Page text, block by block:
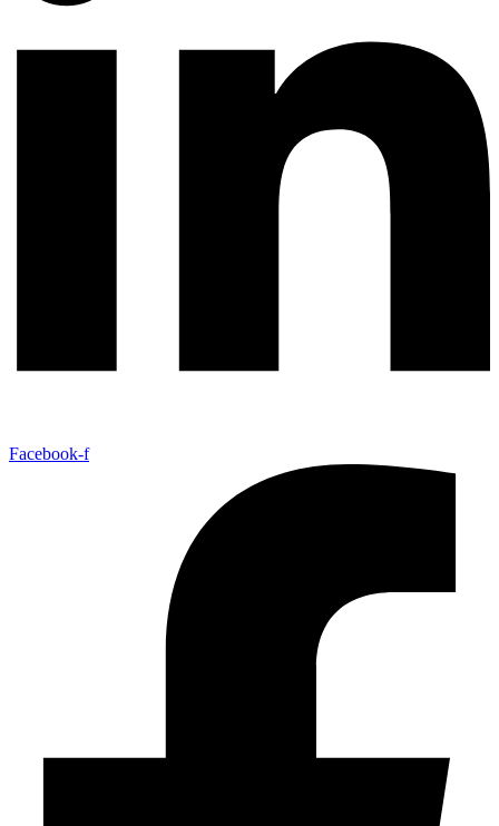
Facebook-f